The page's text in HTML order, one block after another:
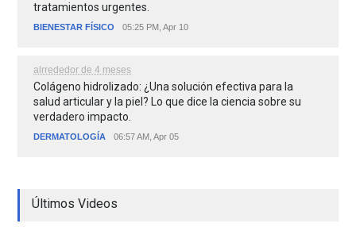
tratamientos urgentes.
BIENESTAR FÍSICO 05:25 PM, Apr 10
alrrededor de 4 meses
Colágeno hidrolizado: ¿Una solución efectiva para la
salud articular y la piel? Lo que dice la ciencia sobre su
verdadero impacto.
DERMATOLOGÍA 06:57 AM, Apr 05
Últimos Videos